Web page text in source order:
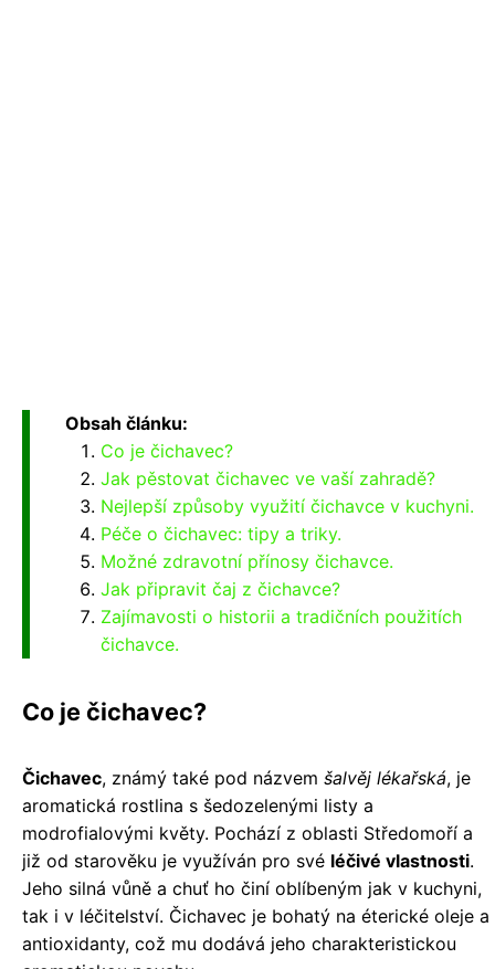
Obsah článku:
Co je čichavec?
Jak pěstovat čichavec ve vaší zahradě?
Nejlepší způsoby využití čichavce v kuchyni.
Péče o čichavec: tipy a triky.
Možné zdravotní přínosy čichavce.
Jak připravit čaj z čichavce?
Zajímavosti o historii a tradičních použitích
čichavce.
Co je čichavec?
Čichavec, známý také pod názvem šalvěj lékařská, je
aromatická rostlina s šedozelenými listy a
modrofialovými květy. Pochází z oblasti Středomoří a
již od starověku je využíván pro své léčivé vlastnosti.
Jeho silná vůně a chuť ho činí oblíbeným jak v kuchyni,
tak i v léčitelství. Čichavec je bohatý na éterické oleje a
antioxidanty, což mu dodává jeho charakteristickou